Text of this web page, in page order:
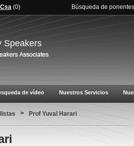
(0) Búsqueda de ponentes
Speakers
de vídeo Nuestros Servicios
> Prof Yuval Harari